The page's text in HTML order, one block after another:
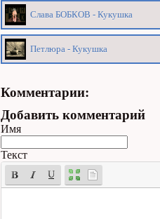
Слава БОБКОВ - Кукушка
Петлюра - Кукушка
Комментарии:
Добавить комментарий
Имя
Текст